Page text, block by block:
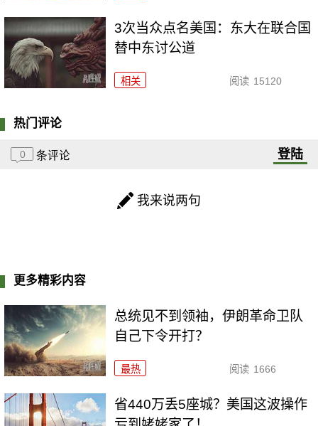
3次当众点名美国：东大在联合国
替中东讨公道
相关 阅读 15120
热门评论
0 条评论 登陆
我来说两句
更多精彩内容
总统见不到领袖，伊朗革命卫队
自己下令开打？
最热 阅读 1666
省440万丢5座城？美国这波操作